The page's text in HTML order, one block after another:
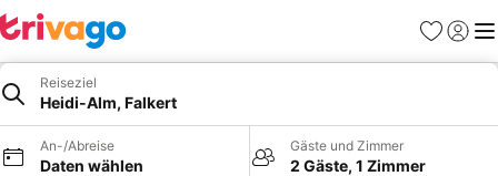
Favoriten
Reiseziel
Heidi-Alm, Falkert
An-/Abreise
Daten wählen
Gäste und Zimmer
2 Gäste, 1 Zimmer